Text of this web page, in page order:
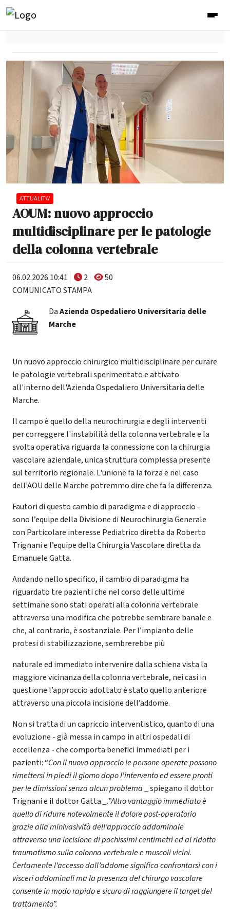
ATTUALITA'
AOUM: nuovo approccio
multidisciplinare per le patologie
della colonna vertebrale
06.02.2026 10:41 2
50
COMUNICATO STAMPA
DaAzienda Ospedaliero Universitaria delle
Marche
Un nuovo approccio chirurgico multidisciplinare per curare
le patologie vertebrali sperimentato e attivato
all'interno dell'Azienda Ospedaliero Universitaria delle
Marche.
Il campo è quello della neurochirurgia e degli interventi
per correggere l'instabilità della colonna vertebrale e la
svolta operativa riguarda la connessione con la chirurgia
vascolare aziendale, unica struttura complessa presente
sul territorio regionale. L'unione fa la forza e nel caso
dell'AOU delle Marche potremmo dire che fa la differenza.
Fautori di questo cambio di paradigma e di approccio -
sono l’equipe della Divisione di Neurochirurgia Generale
con Particolare interesse Pediatrico diretta da Roberto
Trignani e l’equipe della Chirurgia Vascolare diretta da
Emanuele Gatta.
Andando nello specifico, il cambio di paradigma ha
riguardato tre pazienti che nel corso delle ultime
settimane sono stati operati alla colonna vertebrale
attraverso una modifica che potrebbe sembrare banale e
che, al contrario, è sostanziale. Per l’impianto delle
protesi di stabilizzazione, sembrerebbe più
naturale ed immediato intervenire dalla schiena vista la
maggiore vicinanza della colonna vertebrale, nei casi in
questione l’approccio adottato è stato quello anteriore
attraverso una piccola incisione dell’addome.
Non si tratta di un capriccio interventistico, quanto di una
evoluzione - già messa in campo in altri ospedali di
eccellenza - che comporta benefici immediati per i
pazienti: “Con il nuovo approccio le persone operate possono
rimettersi in piedi il giorno dopo l'intervento ed essere pronti
per le dimissioni senza alcun problema _ spiegano il dottor
Trignani e il dottor Gatta _.”Altro vantaggio immediato è
quello di ridurre notevolmente il dolore post-operatorio
grazie alla minivasività dell’approccio addominale
attraverso una incisione di pochissimi centimetri ed al ridotto
traumatismo sulla colonna vertebrale e muscoli vicini.
Certamente l’accesso dall’addome significa confrontarsi con i
visceri addominali ma la presenza del chirurgo vascolare
consente in modo rapido e sicuro di raggiungere il target del
trattamento”.